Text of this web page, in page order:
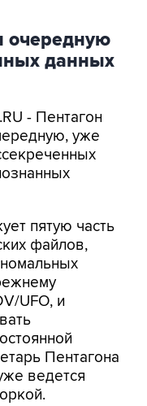
очередную
данных
- Пентагон
уже
пятую часть
файлов,
UFO, и
Пентагона
ведется